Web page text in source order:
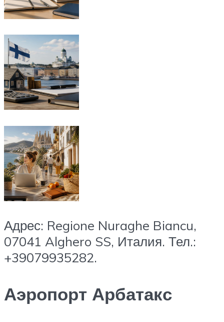
Адрес: Regione Nuraghe Biancu,
07041 Alghero SS, Италия. Тел.:
+39079935282.
Аэропорт Арбатакс